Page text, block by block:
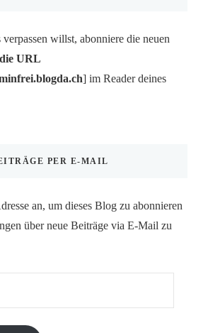
willst, abonniere die neuen
die URL
] im Reader deines
PER E-MAIL
an, um dieses Blog zu abonnieren
über neue Beiträge via E-Mail zu